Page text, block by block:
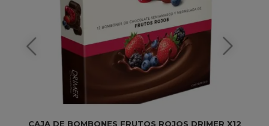
CAJA DE BOMBONES FRUTOS ROJOS DRIMER X12